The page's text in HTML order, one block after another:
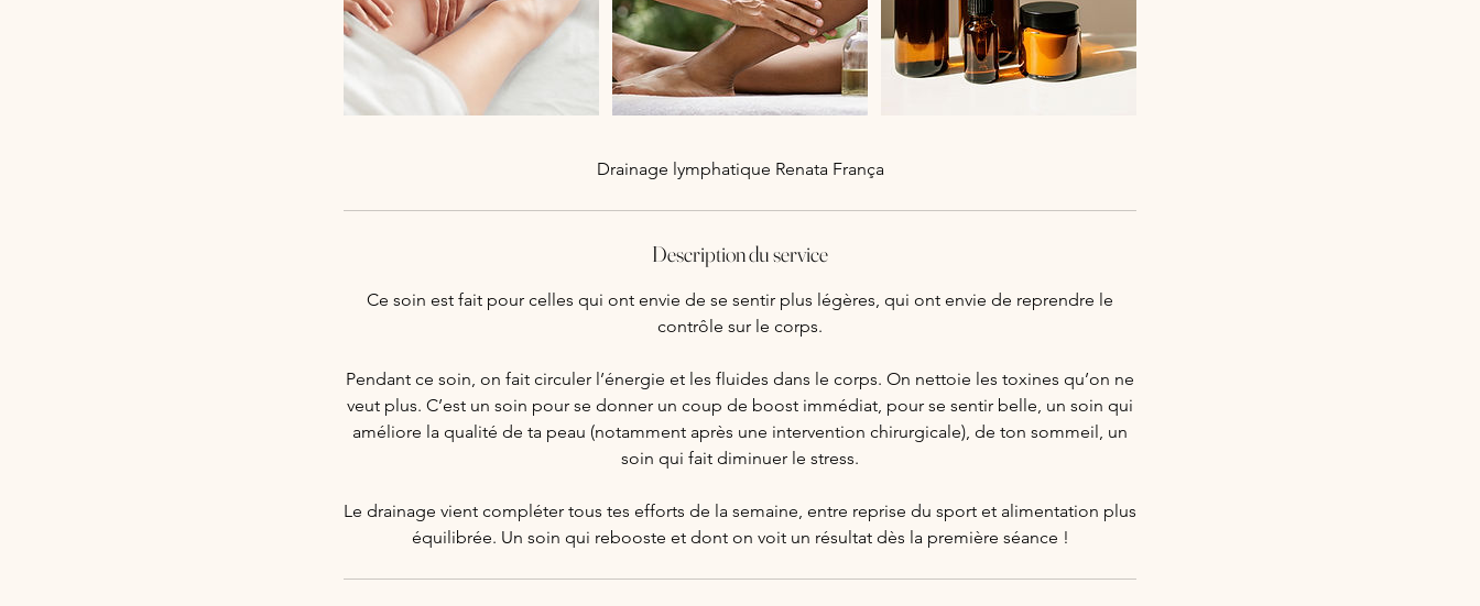
Drainage lymphatique Renata França
Description du service
Ce soin est fait pour celles qui ont envie de se sentir plus légères, qui ont envie de reprendre le
contrôle sur le corps.
Pendant ce soin, on fait circuler l’énergie et les fluides dans le corps. On nettoie les toxines qu’on ne
veut plus. C’est un soin pour se donner un coup de boost immédiat, pour se sentir belle, un soin qui
améliore la qualité de ta peau (notamment après une intervention chirurgicale), de ton sommeil, un
soin qui fait diminuer le stress.
Le drainage vient compléter tous tes efforts de la semaine, entre reprise du sport et alimentation plus
équilibrée. Un soin qui rebooste et dont on voit un résultat dès la première séance !